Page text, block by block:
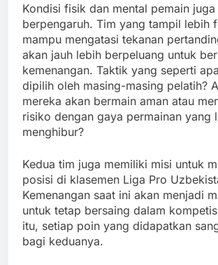
Kondisi fisik dan mental pemain
berpengaruh. Tim yang tampil lebih
mampu mengatasi tekanan
akan jauh lebih berpeluang untuk
kemenangan. Taktik yang seperti
dipilih oleh masing-masing pelatih?
mereka akan bermain aman atau
risiko dengan gaya permainan yang
menghibur?
Kedua tim juga memiliki misi untuk
posisi di klasemen Liga Pro
Kemenangan saat ini akan menjadi
untuk tetap bersaing dalam
itu, setiap poin yang didapatkan
bagi keduanya.